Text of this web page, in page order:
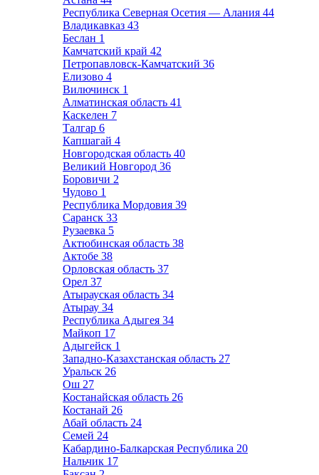
Республика Северная Осетия — Алания 44
Владикавказ 43
Беслан 1
Камчатский край 42
Петропавловск-Камчатский 36
Елизово 4
Вилючинск 1
Алматинская область 41
Каскелен 7
Талгар 6
Капшагай 4
Новгородская область 40
Великий Новгород 36
Боровичи 2
Чудово 1
Республика Мордовия 39
Саранск 33
Рузаевка 5
Актюбинская область 38
Актобе 38
Орловская область 37
Орел 37
Атырауская область 34
Атырау 34
Республика Адыгея 34
Майкоп 17
Адыгейск 1
Западно-Казахстанская область 27
Уральск 26
Ош 27
Костанайская область 26
Костанай 26
Абай область 24
Семей 24
Кабардино-Балкарская Республика 20
Нальчик 17